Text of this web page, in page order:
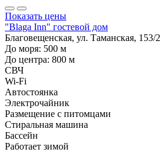
Показать цены
"Blaga Inn" гостевой дом
Благовещенская, ул. Таманская, 153/2
До моря: 500 м
До центра: 800 м
СВЧ
Wi-Fi
Автостоянка
Электрочайник
Размещение с питомцами
Стиральная машина
Бассейн
Работает зимой